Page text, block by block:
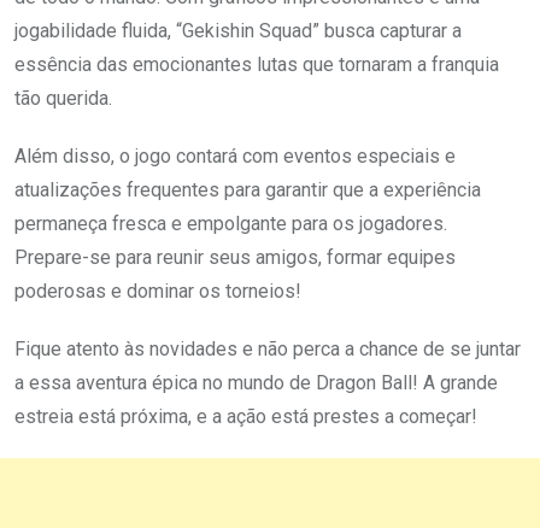
jogabilidade fluida, “Gekishin Squad” busca capturar a
essência das emocionantes lutas que tornaram a franquia
tão querida.
Além disso, o jogo contará com eventos especiais e
atualizações frequentes para garantir que a experiência
permaneça fresca e empolgante para os jogadores.
Prepare-se para reunir seus amigos, formar equipes
poderosas e dominar os torneios!
Fique atento às novidades e não perca a chance de se juntar
a essa aventura épica no mundo de Dragon Ball! A grande
estreia está próxima, e a ação está prestes a começar!